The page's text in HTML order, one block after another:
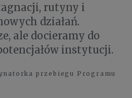
rutyny i
działań.
ale docieramy do
instytucji.
przebiegu Programu